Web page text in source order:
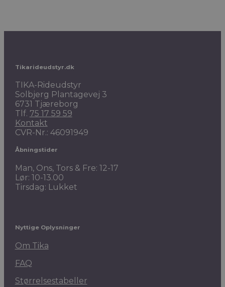
Tikarideudstyr.dk
TIKA-Rideudstyr
Solbjerg Plantagevej 3
6731 Tjæreborg
Tlf. 75 17 59 59
Kontakt
CVR-Nr.: 46091949
Åbningstider
Man, Ons, Tors & Fre: 12-17
Lør: 10-13.00
Tirsdag: Lukket
Nyttige Oplysninger
Om Tika
FAQ
Størrelsestabeller